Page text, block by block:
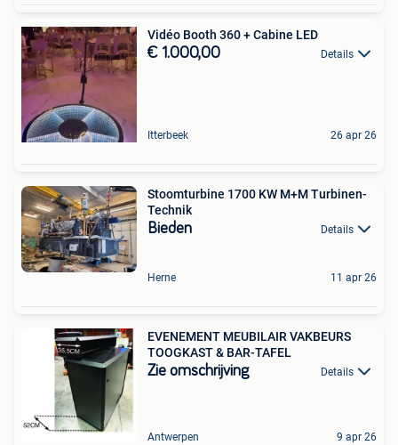
Vidéo Booth 360 + Cabine LED
€ 1.000,00 Details
Itterbeek 26 apr 26
Stoomturbine 1700 KW M+M Turbinen-
Technik
Bieden Details
Herne 11 apr 26
EVENEMENT MEUBILAIR VAKBEURS
TOOGKAST & BAR-TAFEL
Zie omschrijving Details
Antwerpen 9 apr 26